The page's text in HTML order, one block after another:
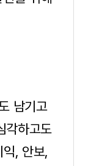
남기고
각하고도
, 안보,